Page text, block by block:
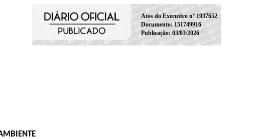
Atos do Executivo nº 1937652
Documento: 151749916
Publicação: 03/03/2026